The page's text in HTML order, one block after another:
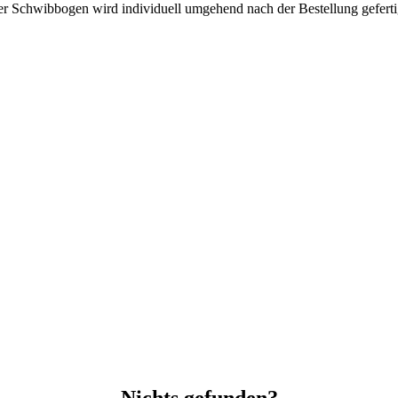
Schwibbogen wird individuell umgehend nach der Bestellung